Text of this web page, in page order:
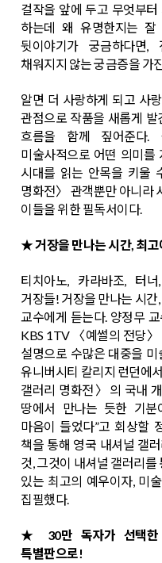
걸작을 앞에 두고 무엇부
하는데 왜 유명한지는 잘
뒷이야기가 궁금하다면
채워지지 않는 궁금증을 가
알면 더 사랑하게 되고 사
관점으로 작품을 새롭게
흐름을 함께 짚어준다.
미술사적으로 어떤 의미를
시대를 읽는 안목을 키울
명화전〉 관객뿐만 아니라
이들을 위한 필독서이다.
★ 거장을 만나는 시간, 최고
티치아노, 카라바조, 터
거장들! 거장을 만나는 시
교수에게 듣는다. 양정무
KBS 1TV 〈예썰의 전당
설명으로 수많은 대중을
유니버시티 칼리지 런던에
갤러리 명화전〉의 국내
땅에서 만나는 듯한 기
마음이 들었다”고 회상할
책을 통해 영국 내셔널 갤
것, 그것이 내셔널 갤러리
있는 최고의 예우이자, 미
집필했다.
★ 30만 독자가 선택한
특별판으로!